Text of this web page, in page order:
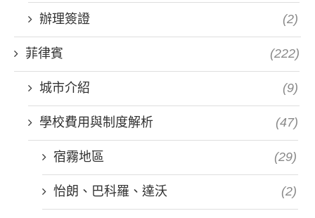
辦理簽證 (2)
菲律賓 (222)
城市介紹 (9)
學校費用與制度解析 (47)
宿霧地區 (29)
怡朗、巴科羅、達沃 (2)